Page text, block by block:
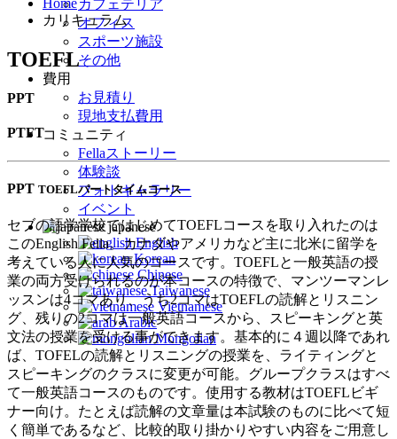
カフェテリア
オフィス
スポーツ施設
その他
費用
お見積り
現地支払費用
コミュニティ
Fellaストーリー
体験談
フォトギャラリー
イベント
japanese
English
Korean
Chinese
Taiwanese
Vietnamese
Arabic
Mongolian
Home
カリキュラム
TOEFL
PPT
PTFT
PPT TOEFLパートタイムコース
セブの語学学校ではじめてTOEFLコースを取り入れたのは
このEnglish Fella。カナダやアメリカなど主に北米に留学を
考えている人に人気のコースです。TOEFLと一般英語の授
業の両方受けられるのが本コースの特徴で、マンツーマンレ
ッスンは4コマあり、うち2コマはTOEFLの読解とリスニン
グ、残りの2コマは一般英語コースから、スピーキングと英
文法の授業を受ける事ができます。基本的に４週以降であれ
ば、TOFELの読解とリスニングの授業を、ライティングと
スピーキングのクラスに変更が可能。グループクラスはすべ
て一般英語コースのものです。使用する教材はTOEFLビギ
ナー向け。たとえば読解の文章量は本試験のものに比べて短
く簡単であるなど、比較的取り掛かりやすい内容をご用意し